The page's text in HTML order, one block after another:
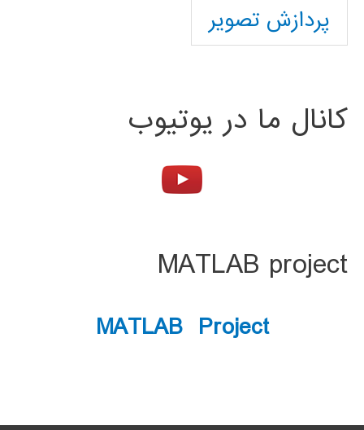
پردازش تصویر
کانال ما در یوتیوب
MATLAB project
MATLAB Project